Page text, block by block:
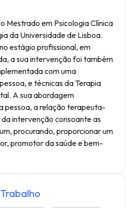
Mestrado em Psicologia Clínica
da Universidade de Lisboa.
estágio profissional, em
a sua intervenção foi também
com uma
e técnicas da Terapia
A sua abordagem
pessoa, a relação terapeuta-
intervenção consoante as
procurando, proporcionar um
promotor da saúde e bem-